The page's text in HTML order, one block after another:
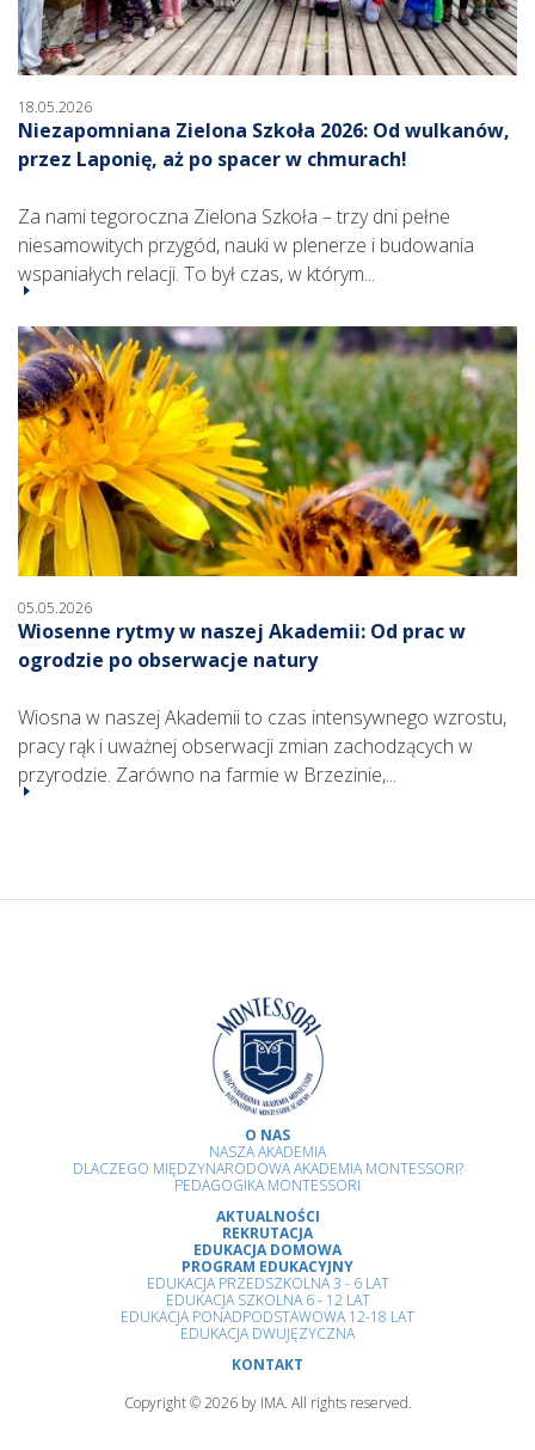
18.05.2026
Niezapomniana Zielona Szkoła 2026: Od wulkanów,
przez Laponię, aż po spacer w chmurach!
Za nami tegoroczna Zielona Szkoła – trzy dni pełne
niesamowitych przygód, nauki w plenerze i budowania
wspaniałych relacji. To był czas, w którym...
05.05.2026
Wiosenne rytmy w naszej Akademii: Od prac w
ogrodzie po obserwacje natury
Wiosna w naszej Akademii to czas intensywnego wzrostu,
pracy rąk i uważnej obserwacji zmian zachodzących w
przyrodzie. Zarówno na farmie w Brzezinie,...
O NAS
NASZA AKADEMIA
DLACZEGO MIĘDZYNARODOWA AKADEMIA MONTESSORI?
PEDAGOGIKA MONTESSORI
AKTUALNOŚCI
REKRUTACJA
EDUKACJA DOMOWA
PROGRAM EDUKACYJNY
EDUKACJA PRZEDSZKOLNA 3 - 6 LAT
EDUKACJA SZKOLNA 6 - 12 LAT
EDUKACJA PONADPODSTAWOWA 12-18 LAT
EDUKACJA DWUJĘZYCZNA
KONTAKT
Copyright © 2026 by IMA. All rights reserved.